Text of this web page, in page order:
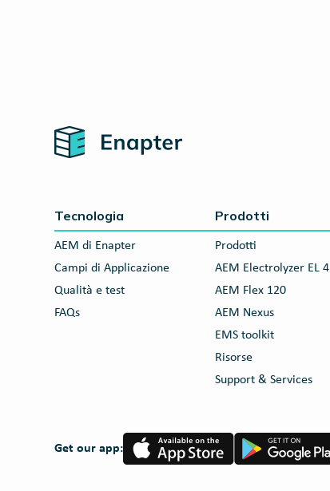
Home
Tecnologia
AEM di Enapter
Campi di Applicazione
Qualità e test
FAQs
Prodotti
Prodotti
AEM Electrolyzer EL 4
AEM Flex 120
AEM Nexus
EMS toolkit
Risorse
Support & Services
Get our app:
App
Store
Google
Play